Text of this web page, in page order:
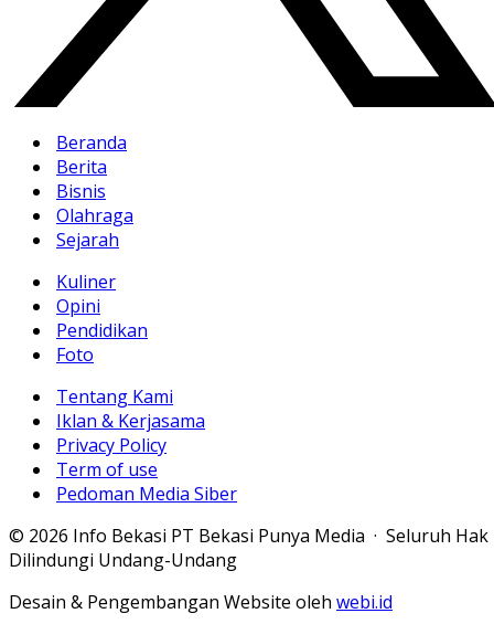
Beranda
Berita
Bisnis
Olahraga
Sejarah
Kuliner
Opini
Pendidikan
Foto
Tentang Kami
Iklan & Kerjasama
Privacy Policy
Term of use
Pedoman Media Siber
© 2026 Info Bekasi PT Bekasi Punya Media · Seluruh Hak
Dilindungi Undang-Undang
Desain & Pengembangan Website oleh webi.id